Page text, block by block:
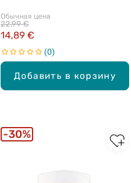
Добавить в корзину
Обычная цена
14,89 €
22,99 €
0
30%